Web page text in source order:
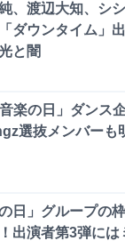
、渡辺大知、シ
ダウンタイム」
と闇
楽の日」ダンス
選抜メンバーも
の日」グループの
出演者第3弾には